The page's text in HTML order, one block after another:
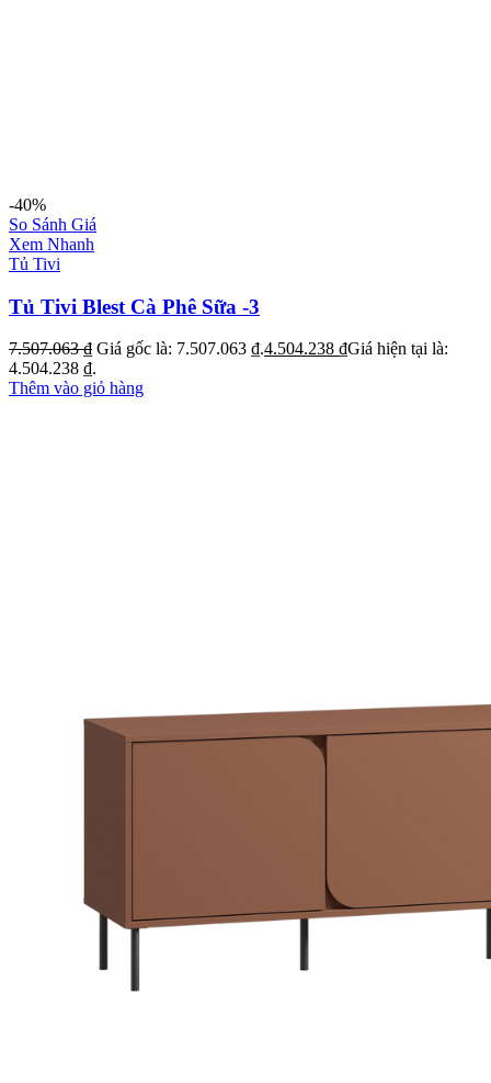
-40%
So Sánh Giá
Xem Nhanh
Tủ Tivi
Tủ Tivi Blest Cà Phê Sữa -3
7.507.063₫ Giá gốc là: 7.507.063 ₫.4.504.238 ₫Giá hiện tại là:
4.504.238 ₫.
Thêm vào giỏ hàng